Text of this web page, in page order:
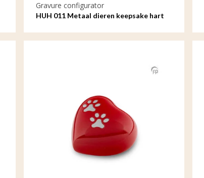
Gravure configurator
HUH 011 Metaal dieren keepsake hart